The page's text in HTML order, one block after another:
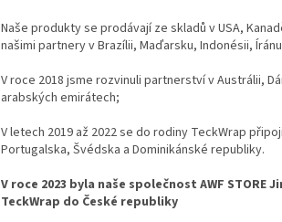
Naše produkty se prodávají ze skladů v USA,
našimi partnery v Brazílii, Maďarsku, Indonésii,
V roce 2018 jsme rozvinuli partnerství v Austrálii,
arabských emirátech;
V letech 2019 až 2022 se do rodiny TeckWrap
Portugalska, Švédska a Dominikánské republiky.
V roce 2023 byla naše společnost AWF
TeckWrap do České republiky